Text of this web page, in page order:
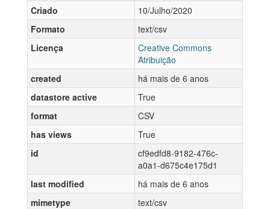
Criado
10/Julho/2020
Formato
text/csv
Licença
Creative Commons
Atribuição
created
há mais de 6 anos
datastore active
True
format
CSV
has views
True
id
cf9edfd8-9182-476c-
a0a1-d675c4e175d1
last modified
há mais de 6 anos
mimetype
text/csv